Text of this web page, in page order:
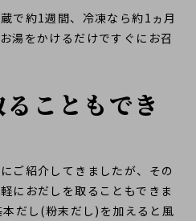
で約1週間、冷凍なら約1ヵ月
湯をかけるだけですぐにお召
こともでき
ご紹介してきましたが、その
におだしを取ることもできま
だし(粉末だし)を加えると風